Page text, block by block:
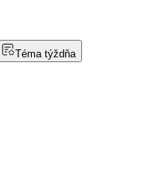
Téma týždňa